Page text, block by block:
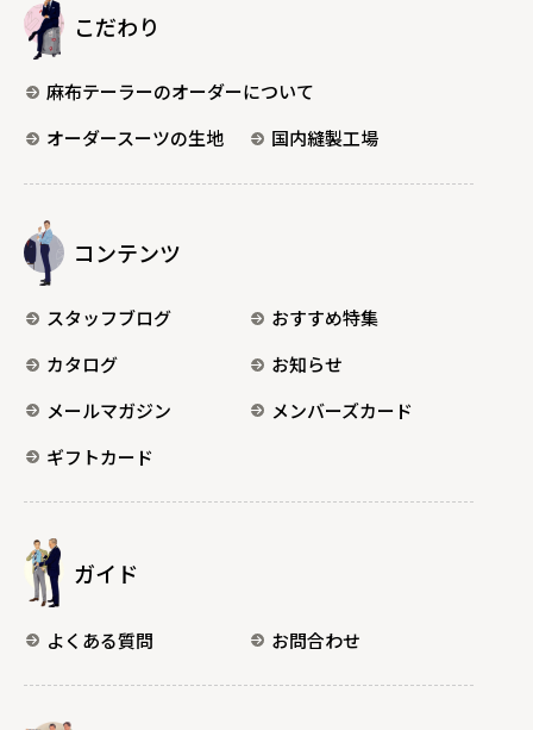
こだわり
麻布テーラーのオーダーについて
オーダースーツの生地
国内縫製工場
コンテンツ
スタッフブログ
おすすめ特集
カタログ
お知らせ
メールマガジン
メンバーズカード
ギフトカード
ガイド
よくある質問 お問合わせ